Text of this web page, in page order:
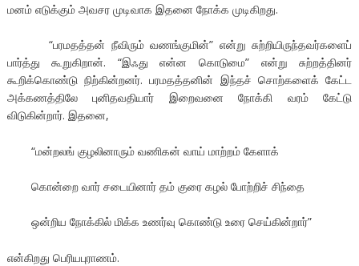
மனம் எடுக்கும் அவசர முடிவாக இதனை நோக்க முடிகிறது.
“பரமதத்தன் நீவிரும் வணங்குமின்” என்று சுற்றியிருந்தவர்களைப்
பார்த்து கூறுகிறான். “இஃது என்ன கொடுமை” என்று சுற்றத்தினர்
கூறிக்கொண்டு நிற்கின்றனர். பரமதத்தனின் இந்தச் சொற்களைக் கேட்ட
அக்கணத்திலே புனிதவதியார் இறைவனை நோக்கி வரம் கேட்டு
விடுகின்றார். இதனை,
“மன்றலங் குழலினாரும் வணிகன் வாய் மாற்றம் கேளாக்
கொன்றை வார் சடையினார் தம் குரை கழல் போற்றிச் சிந்தை
ஒன்றிய நோக்கில் மிக்க உணர்வு கொண்டு உரை செய்கின்றார்”
என்கிறது பெரியபுராணம்.